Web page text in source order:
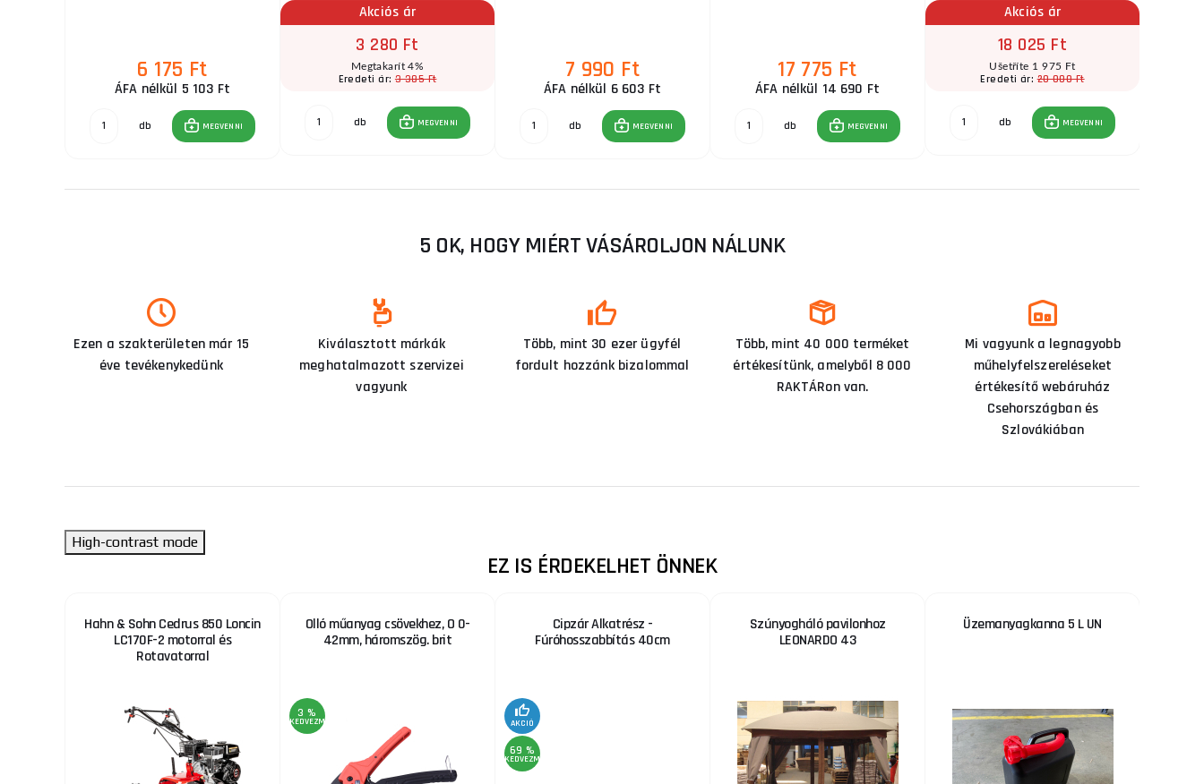
6 175 Ft
ÁFA nélkül 5 103 Ft
db MEGVENNI
Akciós ár
3 280 Ft
Megtakarít 4%
Eredeti ár:3 385 Ft
db MEGVENNI
7 990 Ft
ÁFA nélkül 6 603 Ft
db MEGVENNI
17 775 Ft
ÁFA nélkül 14 690 Ft
db MEGVENNI
Akciós ár
18 025 Ft
Ušetříte 1 975 Ft
Eredeti ár:20 000 Ft
db MEGVENNI
5 OK, HOGY MIÉRT VÁSÁROLJON NÁLUNK
Ezen a szakterületen már 15
éve tevékenykedünk
Kiválasztott márkák
meghatalmazott szervizei
vagyunk
Több, mint 30 ezer ügyfél
fordult hozzánk bizalommal
Több, mint 40 000 terméket
értékesítünk, amelyből 8 000
RAKTÁRon van.
Mi vagyunk a legnagyobb
műhelyfelszereléseket
értékesítő webáruház
Csehországban és
Szlovákiában
High-contrast mode
EZ IS ÉRDEKELHET ÖNNEK
Hahn & Sohn Cedrus 850 Loncin
LC170F-2 motorral és
Rotavatorral
Olló műanyag csövekhez, O 0-
42mm, háromszög. brit
3 %
KEDVEZMÉNY
Cipzár Alkatrész -
Fúróhosszabbítás 40cm
AKCIÓ
69 %
KEDVEZMÉNY
Szúnyogháló pavilonhoz
LEONARDO 43
Üzemanyagkanna 5 L UN